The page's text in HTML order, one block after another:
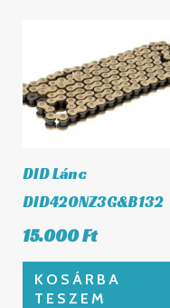
DID Lánc
DID420NZ3G&B132
15.000Ft
KOSÁRBA
TESZEM